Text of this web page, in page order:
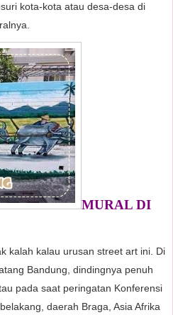
kota-kota atau desa-desa di
MURAL DI
kalah kalau urusan street art ini. Di
Bandung, dindingnya penuh
pada saat peringatan Konferensi
daerah Braga, Asia Afrika